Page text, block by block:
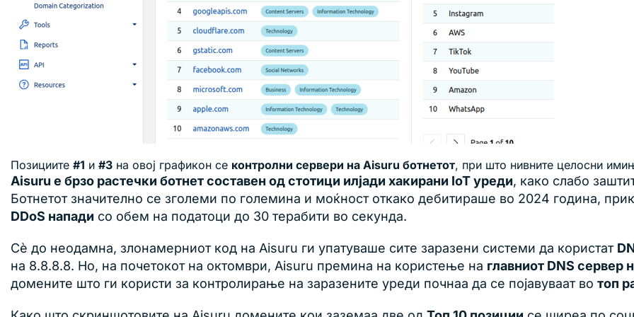
Позициите #1 и #3 на овој графикон се контролни сервери на Aisuru ботнетот, при што нивните целосни
Aisuru е брзо растечки ботнет составен од стотици илјади хакирани IoT уреди, како слабо
Ботнетот значително се зголеми по големина и моќност откако дебитираше во 2024 година,
DDoS напади со обем на податоци до 30 терабити во секунда.
Сè до неодамна, злонамерниот код на Aisuru ги упатуваше сите заразени системи да користат
на 8.8.8.8. Но, на почетокот на октомври, Aisuru премина на користење на главниот DNS сервер
домените што ги користи за контролирање на заразените уреди почнаа да се појавуваат во топ